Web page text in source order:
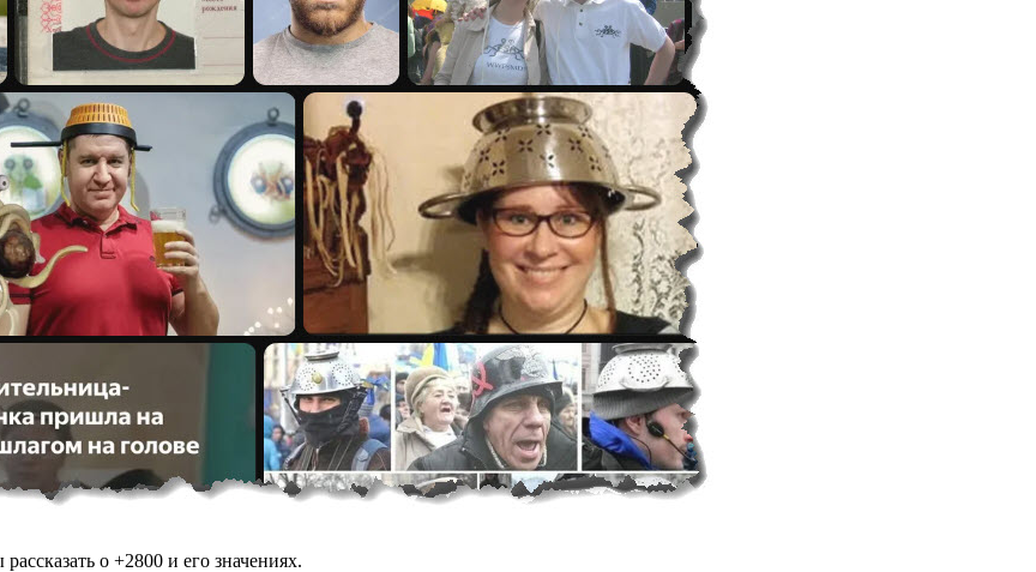
о +2800 и его значениях.